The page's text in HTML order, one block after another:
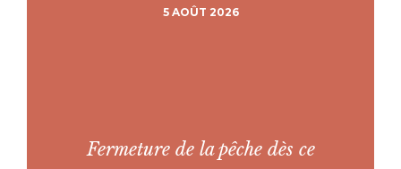
5 AOÛT 2026
Fermeture de la pêche dès ce